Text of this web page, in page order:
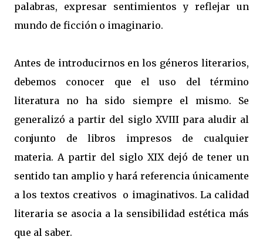
palabras, expresar sentimientos y reflejar un
mundo de ficción o imaginario.
Antes de introducirnos en los géneros literarios,
debemos conocer que el uso del término
literatura no ha sido siempre el mismo. Se
generalizó a partir del siglo XVIII para aludir al
conjunto de libros impresos de cualquier
materia. A partir del siglo XIX dejó de tener un
sentido tan amplio y hará referencia únicamente
a los textos creativos o imaginativos. La calidad
literaria se asocia a la sensibilidad estética más
que al saber.